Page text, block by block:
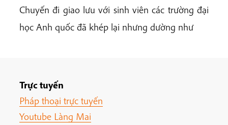
Chuyến đi giao lưu với sinh viên các trường đại
học Anh quốc đã khép lại nhưng dường như
Trực tuyến
Pháp thoại trực tuyến
Youtube Làng Mai